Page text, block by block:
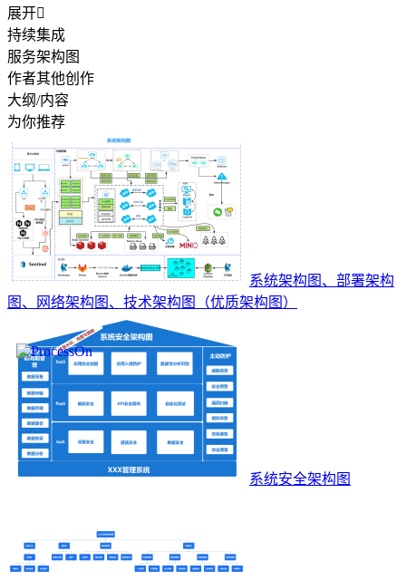
展开
持续集成
服务架构图
作者其他创作
大纲/内容
为你推荐
系统架构图、部署架构
图、网络架构图、技术架构图（优质架构图）
系统安全架构图